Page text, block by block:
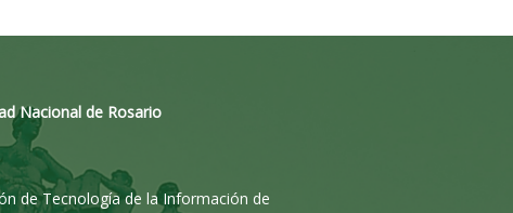
Nacional de Rosario
de Tecnología de la Información de